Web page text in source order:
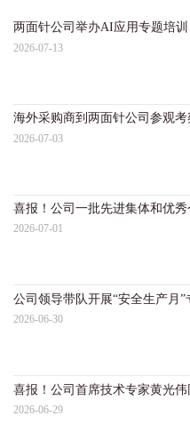
两面针公司举办AI应用专题培训
2026-07-13
海外采购商到两面针公司参观考
2026-07-03
喜报！公司一批先进集体和优
2026-07-01
公司领导带队开展“安全生产月”
2026-06-30
喜报！公司首席技术专家黄光
2026-06-29